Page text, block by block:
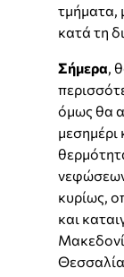
τμήματα,
κατά τη
Σήμερα ,
όμως θα
μεσημέρι
κυρίως,
και